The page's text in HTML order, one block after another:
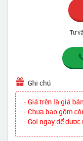
Tư
Ghi chú
- Giá trên là giá
- Chưa bao gồm
- Gọi ngay để